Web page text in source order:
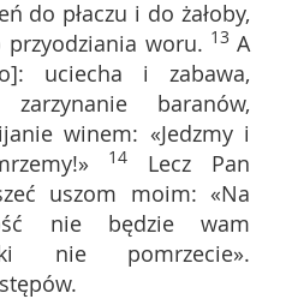
do płaczu i do żałoby,
woru. 13 A
uciecha i zabawa,
baranów,
winem: «Jedzmy i
14 Lecz Pan
uszom moim: «Na
nie będzie wam
nie pomrzecie».